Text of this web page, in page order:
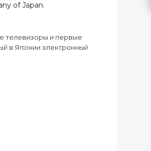
of Japan.
телевизоры и первые
в Японии электронный